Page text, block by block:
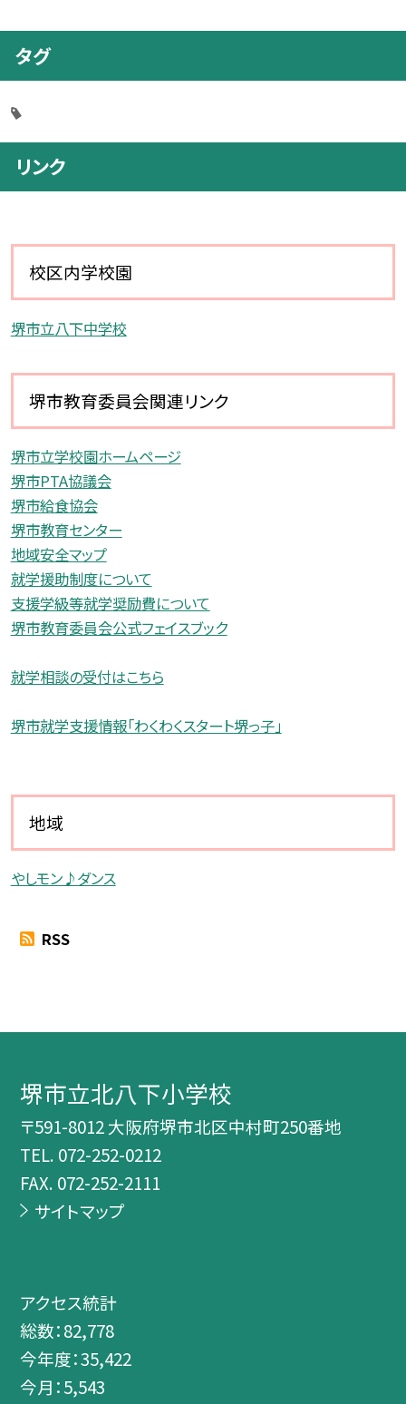
タグ
リンク
校区内学校園
堺市立八下中学校
堺市教育委員会関連リンク
堺市立学校園ホームページ
堺市PTA協議会
堺市給食協会
堺市教育センター
地域安全マップ
就学援助制度について
支援学級等就学奨励費について
堺市教育委員会公式フェイスブック
就学相談の受付はこちら
堺市就学支援情報「わくわくスタート堺っ子」
地域
やしモン♪ダンス
RSS
堺市立北八下小学校
〒591-8012 大阪府堺市北区中村町250番地
TEL. 072-252-0212
FAX. 072-252-2111
サイトマップ
アクセス統計
総数：82,778
今年度：35,422
今月：5,543